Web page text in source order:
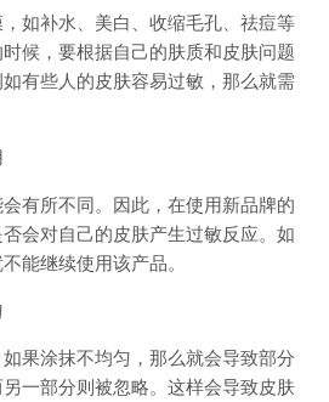
如补水、美白、收缩毛孔、祛痘等
候，要根据自己的肤质和皮肤问题
有些人的皮肤容易过敏，那么就需
有所不同。因此，在使用新品牌的
会对自己的皮肤产生过敏反应。如
能继续使用该产品。
果涂抹不均匀，那么就会导致部分
一部分则被忽略。这样会导致皮肤